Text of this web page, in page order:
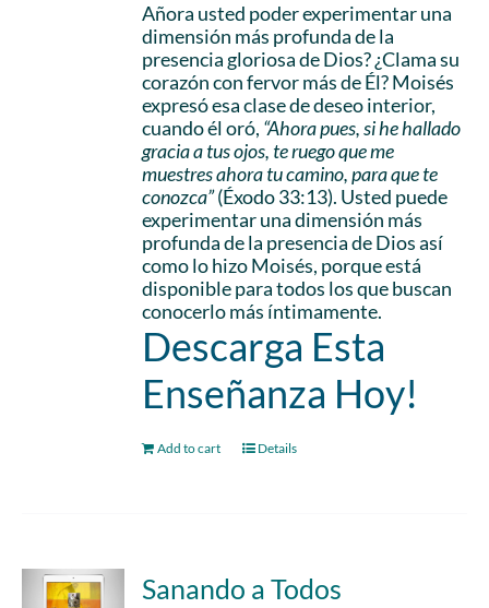
Añora usted poder experimentar una
dimensión más profunda de la
presencia gloriosa de Dios? ¿Clama su
corazón con fervor más de Él? Moisés
expresó esa clase de deseo interior,
cuando él oró, “Ahora pues, si he hallado
gracia a tus ojos, te ruego que me
muestres ahora tu camino, para que te
conozca”(Éxodo 33:13). Usted puede
experimentar una dimensión más
profunda de la presencia de Dios así
como lo hizo Moisés, porque está
disponible para todos los que buscan
conocerlo más íntimamente.
Descarga Esta
Enseñanza Hoy!
Add to cart Details
Sanando a Todos